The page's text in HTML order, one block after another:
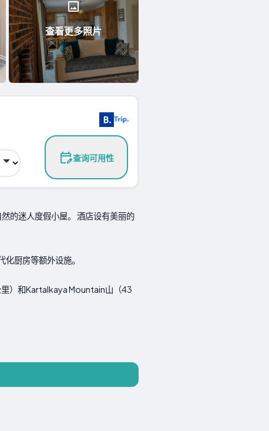
查看更多照片
查询可用性
的迷人度假小屋。 酒店设有美丽的
厨房等额外设施。
）和Kartalkaya Mountain山（43